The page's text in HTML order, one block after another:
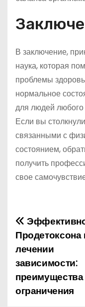
В заключение,
наука, которая
проблемы
нормальное
для людей любого
Если вы
связанными с
состоянием,
получить
свое
Н
а
в
и
Продетоксона
лечении
зависимости:
ограничения